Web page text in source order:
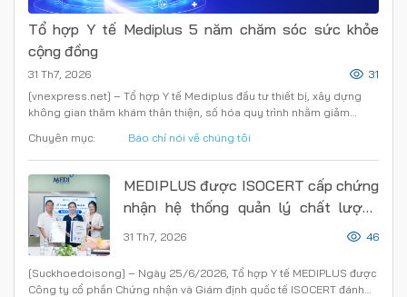
Tổ hợp Y tế Mediplus 5 năm chăm sóc sức khỏe
cộng đồng
[vnexpress.net] – Tổ hợp Y tế Mediplus đầu tư thiết bị, xây dựng
không gian thăm khám thân thiện, số hóa quy trình nhằm giảm…
31 Th7, 2026 31
Chuyên mục: Báo chí nói về chúng tôi
MEDIPLUS được ISOCERT cấp chứng
nhận hệ thống quản lý chất lượng
theo tiêu chuẩn ISO 9001:2015
[Suckhoedoisong] – Ngày 25/6/2026, Tổ hợp Y tế MEDIPLUS được
Công ty cổ phần Chứng nhận và Giám định quốc tế ISOCERT đánh
31 Th7, 2026 46